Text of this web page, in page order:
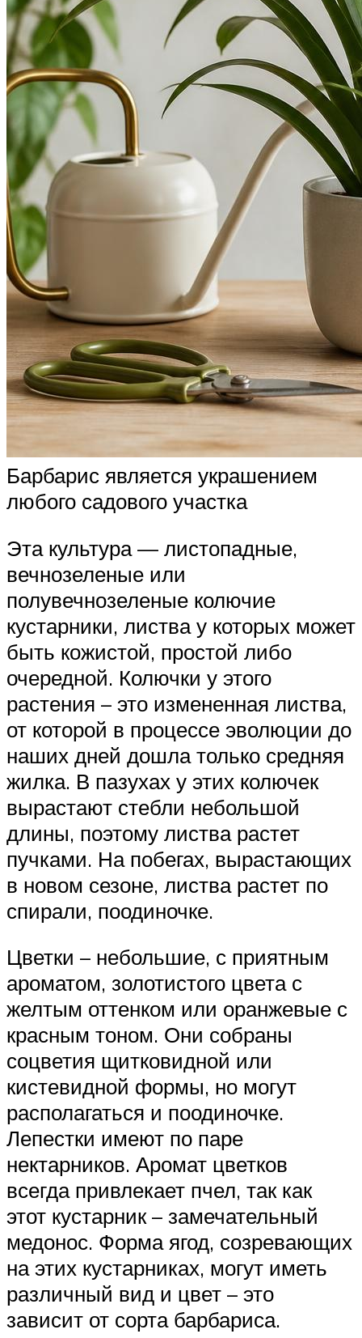
Барбарис является украшением
любого садового участка
Эта культура — листопадные,
вечнозеленые или
полувечнозеленые колючие
кустарники, листва у которых может
быть кожистой, простой либо
очередной. Колючки у этого
растения – это измененная листва,
от которой в процессе эволюции до
наших дней дошла только средняя
жилка. В пазухах у этих колючек
вырастают стебли небольшой
длины, поэтому листва растет
пучками. На побегах, вырастающих
в новом сезоне, листва растет по
спирали, поодиночке.
Цветки – небольшие, с приятным
ароматом, золотистого цвета с
желтым оттенком или оранжевые с
красным тоном. Они собраны
соцветия щитковидной или
кистевидной формы, но могут
располагаться и поодиночке.
Лепестки имеют по паре
нектарников. Аромат цветков
всегда привлекает пчел, так как
этот кустарник – замечательный
медонос. Форма ягод, созревающих
на этих кустарниках, могут иметь
различный вид и цвет – это
зависит от сорта барбариса.